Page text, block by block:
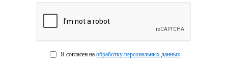
Я согласен на обработку персональных данных